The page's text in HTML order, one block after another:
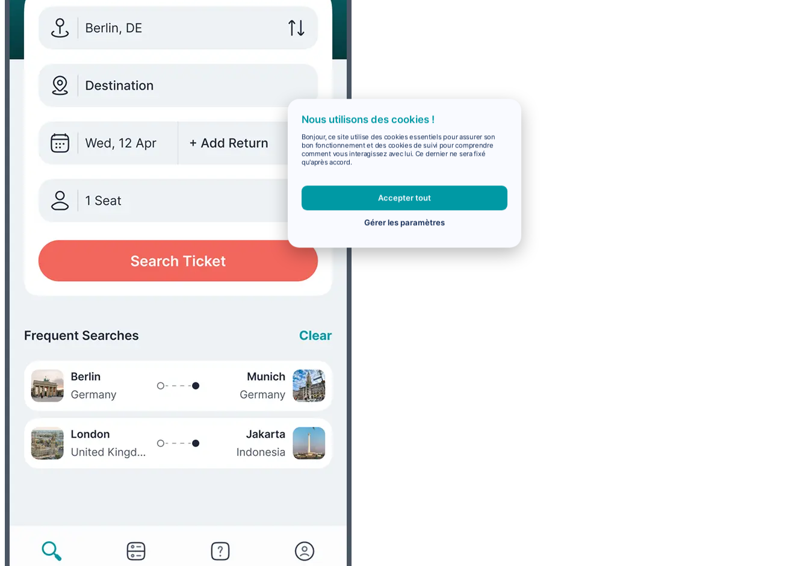
Nous utilisons des cookies !
Bonjour, ce site utilise des cookies essentiels pour assurer son
bon fonctionnement et des cookies de suivi pour comprendre
comment vous interagissez avec lui. Ce dernier ne sera fixé
qu'après accord.
Accepter tout
Gérer les paramètres